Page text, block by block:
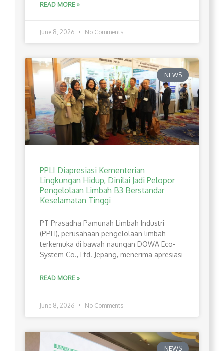
READ MORE »
June 8, 2026 No Comments
NEWS
PPLI Diapresiasi Kementerian
Lingkungan Hidup, Dinilai Jadi Pelopor
Pengelolaan Limbah B3 Berstandar
Keselamatan Tinggi
PT Prasadha Pamunah Limbah Industri
(PPLI), perusahaan pengelolaan limbah
terkemuka di bawah naungan DOWA Eco-
System Co., Ltd. Jepang, menerima apresiasi
READ MORE »
June 8, 2026 No Comments
NEWS